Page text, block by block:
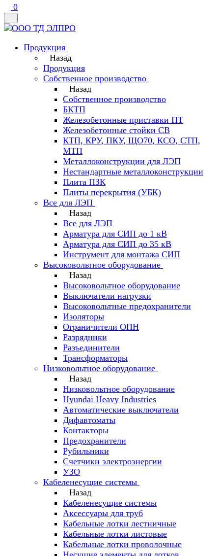
0
Продукция
Назад
Продукция
Собственное производство
Назад
Собственное производство
БКТП
Железобетонные приставки ПТ
Железобетонные стойки СВ
КТП, КРУ, ПКУ, ЩО70, КСО, СТП,
МТП
Металлоконструкции для ЛЭП
Нестандартные металлоконструкции
Плита ПЗК
Плиты перекрытия (УБК)
Все для ЛЭП
Назад
Все для ЛЭП
Арматура для СИП до 1 кВ
Арматура для СИП до 35 кВ
Инструмент для монтажа СИП
Высоковольтное оборудование
Назад
Высоковольтное оборудование
Выключатели нагрузки
Высоковольтные предохранители
Изоляторы
Ограничители ОПН
Разрядники
Разъединители
Трансформаторы
Низковольтное оборудование
Назад
Низковольтное оборудование
Hyundai Heavy Industries
Автоматические выключатели
Дифавтоматы
Контакторы
Предохранители
Рубильники
Счетчики электроэнергии
УЗО
Кабеленесущие системы
Назад
Кабеленесущие системы
Аксессуары для труб
Кабельные лотки лестничные
Кабельные лотки листовые
Кабельные лотки проволочные